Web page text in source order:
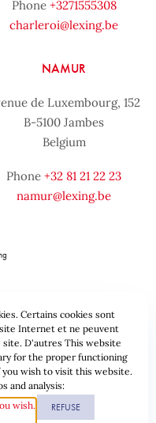
Phone +3271555308
charleroi@lexing.be
NAMUR
de Luxembourg, 152
B-5100 Jambes
Belgium
Phone +32 81 21 22 23
namur@lexing.be
protection & Cookies
Certains cookies sont
Internet et ne peuvent
D'autres This website
for the proper functioning
wish to visit this website.
and analysis:
wish.
REFUSE